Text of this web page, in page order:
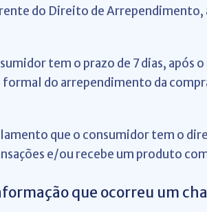
do Direito de Arrependimento,
tem o prazo de 7 dias, após
do arrependimento da
que o consumidor tem o
e/ou recebe um produto
que ocorreu um